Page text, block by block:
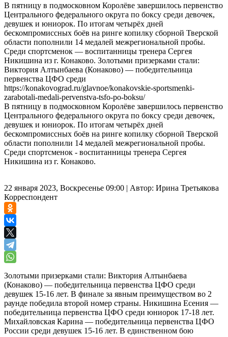
В пятницу в подмосковном Королёве завершилось первенство
Центрального федерального округа по боксу среди девочек,
девушек и юниорок. По итогам четырёх дней
бескомпромиссных боёв на ринге копилку сборной Тверской
области пополнили 14 медалей межрегиональной пробы.
Среди спортсменок — воспитанницы тренера Сергея
Никишина из г. Конаково. Золотыми призерками стали:
Виктория Алтынбаева (Конаково) — победительница
первенства ЦФО среди
https://konakovograd.ru/glavnoe/konakovskie-sportsmenki-
zarabotali-medali-pervenstva-tsfo-po-boksu/
В пятницу в подмосковном Королёве завершилось первенство
Центрального федерального округа по боксу среди девочек,
девушек и юниорок. По итогам четырёх дней
бескомпромиссных боёв на ринге копилку сборной Тверской
области пополнили 14 медалей межрегиональной пробы.
Среди спортсменок - воспитанницы тренера Сергея
Никишина из г. Конаково.
22 января 2023, Воскресенье 09:00 | Автор: Ирина Третьякова
Корреспондент
Золотыми призерками стали: Виктория Алтынбаева
(Конаково) — победительница первенства ЦФО среди
девушек 15-16 лет. В финале за явным преимуществом во 2
раунде победила второй номер страны. Никишина Есения —
победительница первенства ЦФО среди юниорок 17-18 лет.
Михайловская Карина — победительница первенства ЦФО
России среди девушек 15-16 лет. В единственном бою